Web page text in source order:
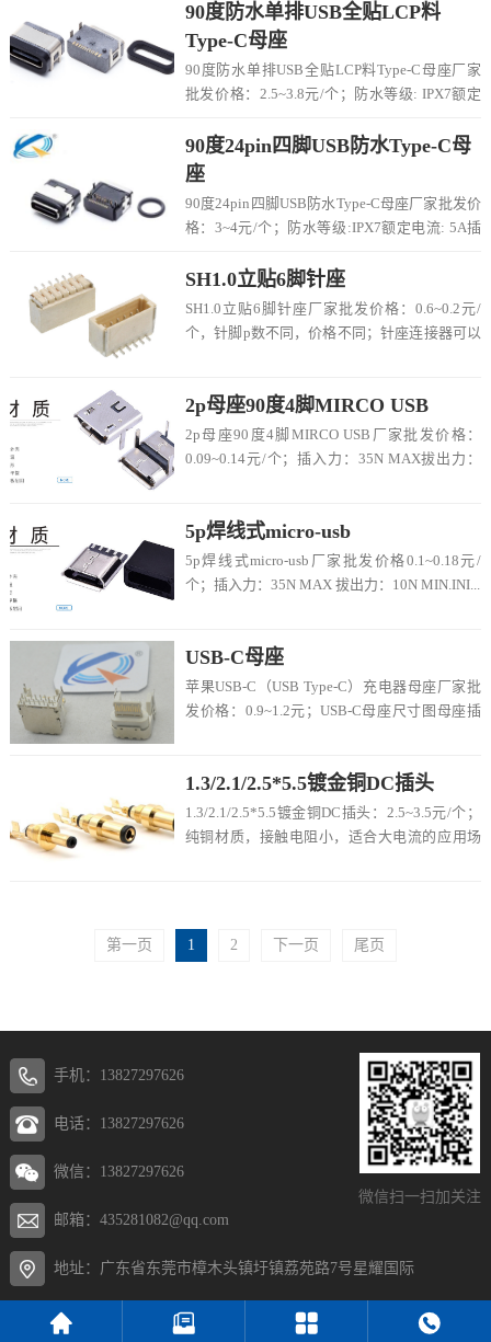
90度防水单排USB全贴LCP料
Type-C母座
90度防水单排USB全贴LCP料Type-C母座厂家
批发价格：2.5~3.8元/个；防水等级: IPX7额定
90度24pin四脚USB防水Type-C母
座
90度24pin四脚USB防水Type-C母座厂家批发价
格：3~4元/个；防水等级:IPX7额定电流: 5A插
SH1.0立贴6脚针座
SH1.0立贴6脚针座厂家批发价格：0.6~0.2元/
个，针脚p数不同，价格不同；针座连接器可以
2p母座90度4脚MIRCO USB
2p母座90度4脚MIRCO USB厂家批发价格：
0.09~0.14元/个；插入力：35N MAX拔出力：
5p焊线式micro-usb
5p焊线式micro-usb厂家批发价格0.1~0.18元/
个；插入力：35N MAX 拔出力：10N MIN.INI...
USB-C母座
苹果USB-C（USB Type-C）充电器母座厂家批
发价格：0.9~1.2元；USB-C母座尺寸图母座插
1.3/2.1/2.5*5.5镀金铜DC插头
1.3/2.1/2.5*5.5镀金铜DC插头：2.5~3.5元/个；
纯铜材质，接触电阻小，适合大电流的应用场
第一页 1 2 下一页 尾页
微信扫一扫加关注
手机：13827297626
电话：13827297626
微信：13827297626
邮箱：435281082@qq.com
地址：广东省东莞市樟木头镇圩镇荔苑路7号星耀国际